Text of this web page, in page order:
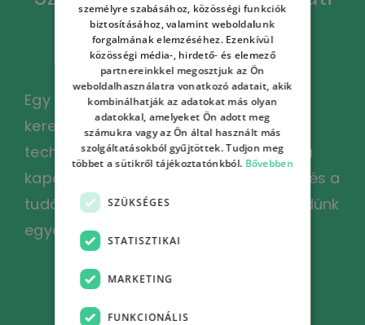
képzésünk érdekel?
Egy egész fejlesztői csapat számára
keresel oktatást? Esetleg más
technológia érdekel? Vedd fel velünk a
kapcsolatot, és a vállalati igényekhez és a
tudásszinthez kialakított ajánlatot küldünk
egyedi tematikával, tanrenddel.
személyre szabásához, közösségi funkciók
biztosításához, valamint weboldalunk
forgalmának elemzéséhez. Ezenkívül
közösségi média-, hirdető- és elemező
partnereinkkel megosztjuk az Ön
weboldalhasználatra vonatkozó adatait, akik
kombinálhatják az adatokat más olyan
adatokkal, amelyeket Ön adott meg
számukra vagy az Ön által használt más
szolgáltatásokból gyűjtöttek. Tudjon meg
többet a sütikről tájékoztatónkból. Bővebben
SZÜKSÉGES
STATISZTIKAI
MARKETING
FUNKCIONÁLIS